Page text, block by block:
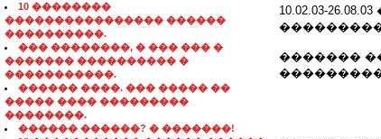
10 ��������
���������������� ������
����������.
��� ��������, � ��� ��� �
������� ���������� �
�����������.
������ ����. ��� ����� ��
����� ���� ���������
��������.
������ ������? � �������!
10.02.03-
�������